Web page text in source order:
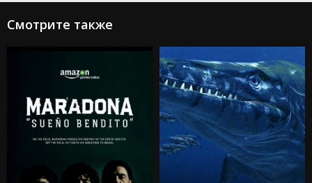
Смотрите также